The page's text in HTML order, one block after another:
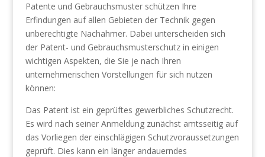
Patente und Gebrauchsmuster schützen Ihre
Erfindungen auf allen Gebieten der Technik gegen
unberechtigte Nachahmer. Dabei unterscheiden sich
der Patent- und Gebrauchsmusterschutz in einigen
wichtigen Aspekten, die Sie je nach Ihren
unternehmerischen Vorstellungen für sich nutzen
können:
Das Patent ist ein geprüftes gewerbliches Schutzrecht.
Es wird nach seiner Anmeldung zunächst amtsseitig auf
das Vorliegen der einschlägigen Schutzvoraussetzungen
geprüft. Dies kann ein länger andauerndes